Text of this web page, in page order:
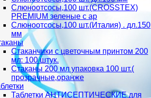
Слюноотсосы,100 шт.(CROSSTEX)
PREMIUM зеленые с ар
Слюноотсосы,100 шт.(Италия) . дл.150
мм
Стаканчики с цветочным принтом 200
мл: 100 штук.
Стаканы 200 мл упаковка 100 шт.(
прозрачные,оранже
Таблетки АНТИСЕПТИЧЕСКИЕ для